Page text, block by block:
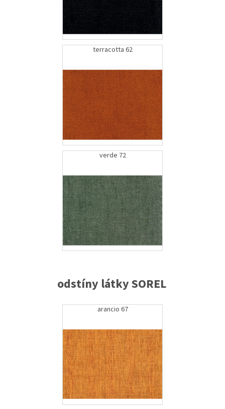
terracotta 62
verde 72
odstíny látky SOREL
arancio 67